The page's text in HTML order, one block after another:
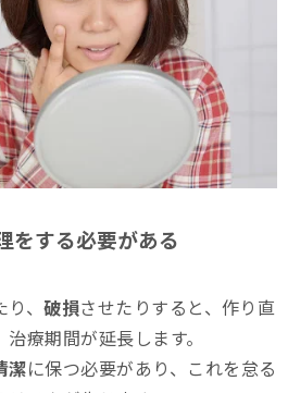
をする必要がある
り、破損させたりすると、作り直
療期間が延長します。
潔に保つ必要があり、これを怠る